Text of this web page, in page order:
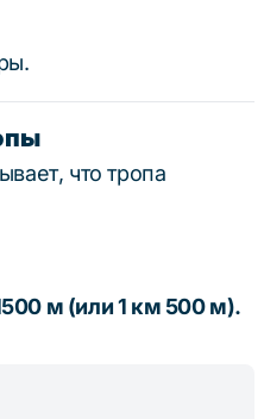
что тропа
м (или 1 км 500 м).